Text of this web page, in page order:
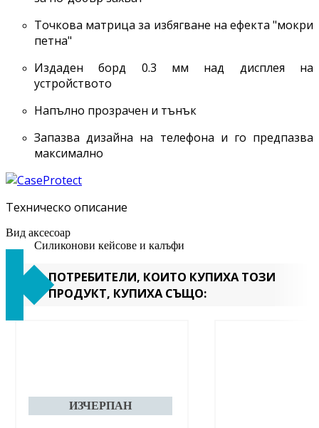
Точкова матрица за избягване на ефекта "мокри
петна"
Издаден борд 0.3 мм над дисплея на
устройството
Напълно прозрачен и тънък
Запазва дизайна на телефона и го предпазва
максимално
Техническо описание
Вид аксесоар
Силиконови кейсове и калъфи
ПОТРЕБИТЕЛИ, КОИТО КУПИХА ТОЗИ
ПРОДУКТ, КУПИХА СЪЩО: